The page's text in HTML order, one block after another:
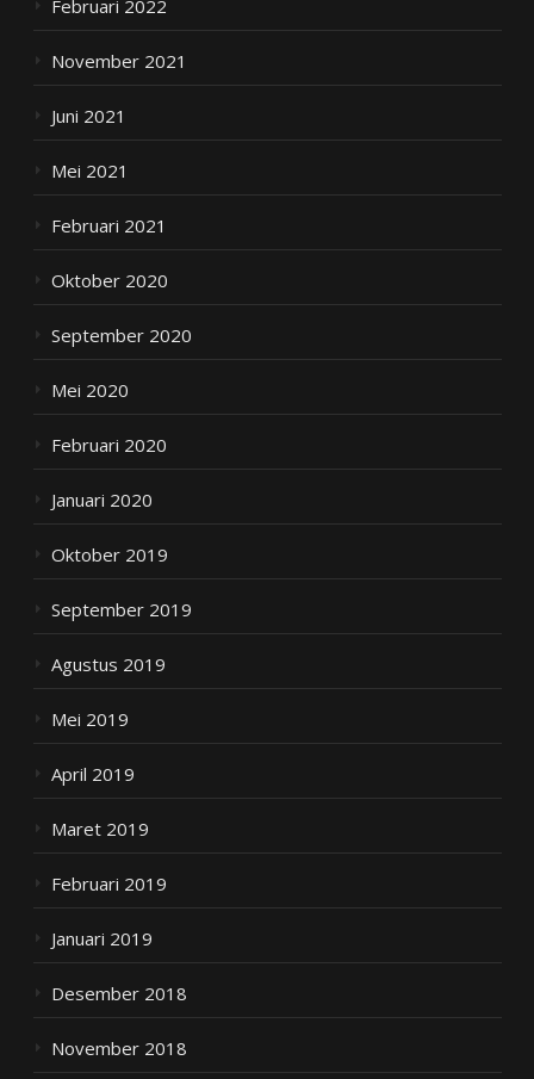
Februari 2022
November 2021
Juni 2021
Mei 2021
Februari 2021
Oktober 2020
September 2020
Mei 2020
Februari 2020
Januari 2020
Oktober 2019
September 2019
Agustus 2019
Mei 2019
April 2019
Maret 2019
Februari 2019
Januari 2019
Desember 2018
November 2018